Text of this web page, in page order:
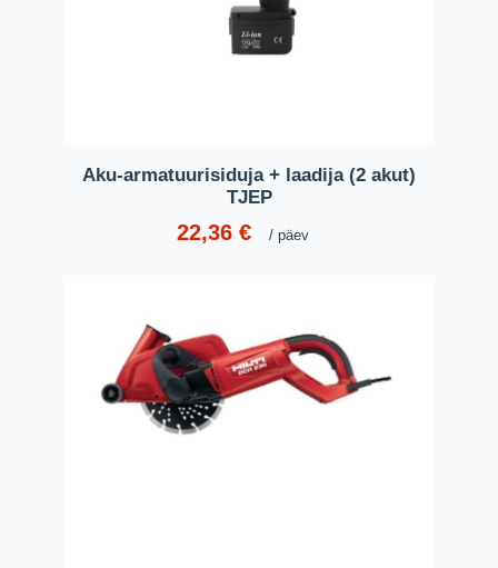
Aku-armatuurisiduja + laadija (2 akut)
TJEP
22,36€ päev